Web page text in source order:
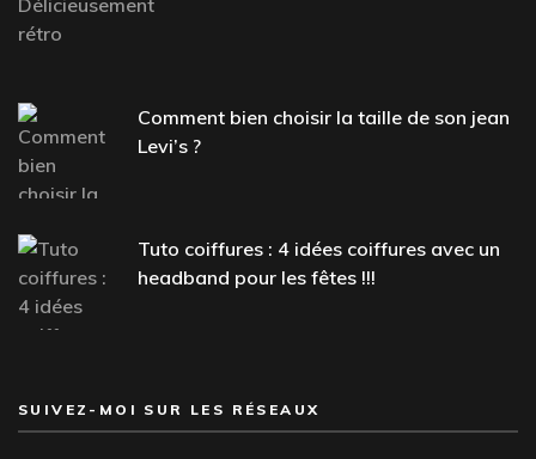
Comment bien choisir la taille de son jean
Levi’s ?
Tuto coiffures : 4 idées coiffures avec un
headband pour les fêtes !!!
SUIVEZ-MOI SUR LES RÉSEAUX